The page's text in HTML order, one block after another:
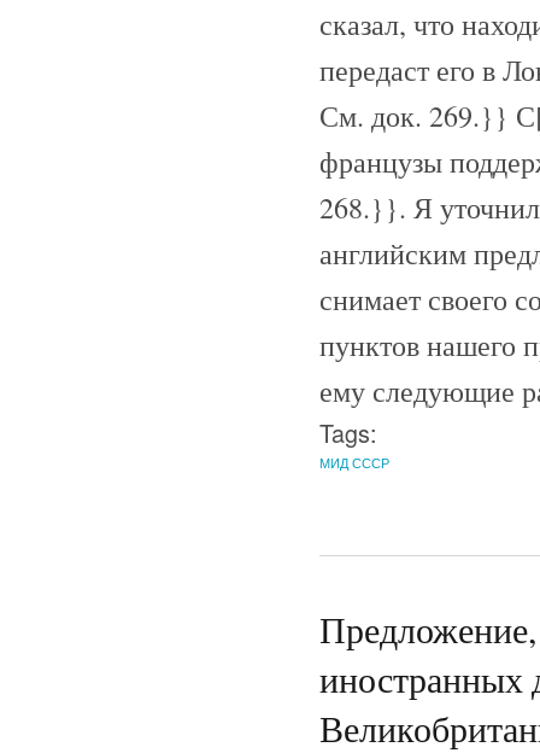
сказал, что
передаст его в
См. док. 269.}}
французы
268.}}. Я
английским
снимает своего
пунктов нашего
ему следующие
Tags:
МИД СССР